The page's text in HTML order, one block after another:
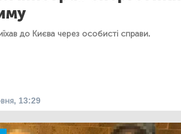
до Києва через особисті справи.
13:29